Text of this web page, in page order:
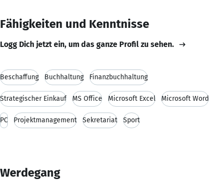
Fähigkeiten und Kenntnisse
Logg Dich jetzt ein, um das ganze Profil zu sehen.
Beschaffung Buchhaltung Finanzbuchhaltung
Strategischer Einkauf MS Office Microsoft Excel Microsoft Word
PC Projektmanagement Sekretariat Sport
Werdegang